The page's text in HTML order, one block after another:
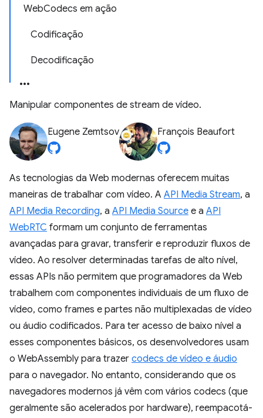
WebCodecs em ação
Codificação
Decodificação
Manipular componentes de stream de vídeo.
Eugene Zemtsov François Beaufort
As tecnologias da Web modernas oferecem muitas
maneiras de trabalhar com vídeo. A API Media Stream, a
API Media Recording, a API Media Source e a API
WebRTC formam um conjunto de ferramentas
avançadas para gravar, transferir e reproduzir fluxos de
vídeo. Ao resolver determinadas tarefas de alto nível,
essas APIs não permitem que programadores da Web
trabalhem com componentes individuais de um fluxo de
vídeo, como frames e partes não multiplexadas de vídeo
ou áudio codificados. Para ter acesso de baixo nível a
esses componentes básicos, os desenvolvedores usam
o WebAssembly para trazer codecs de vídeo e áudio
para o navegador. No entanto, considerando que os
navegadores modernos já vêm com vários codecs (que
geralmente são acelerados por hardware), reempacotá-